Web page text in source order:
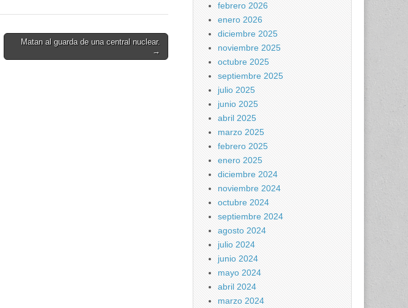
en las redes
mensaje
doctrinal de
DAESH y
Ciberseguridad
Matan al guarda de una central nuclear.
→
febrero 2026
enero 2026
diciembre 2025
noviembre 2025
octubre 2025
septiembre 2025
julio 2025
junio 2025
abril 2025
marzo 2025
febrero 2025
enero 2025
diciembre 2024
noviembre 2024
octubre 2024
septiembre 2024
agosto 2024
julio 2024
junio 2024
mayo 2024
abril 2024
marzo 2024